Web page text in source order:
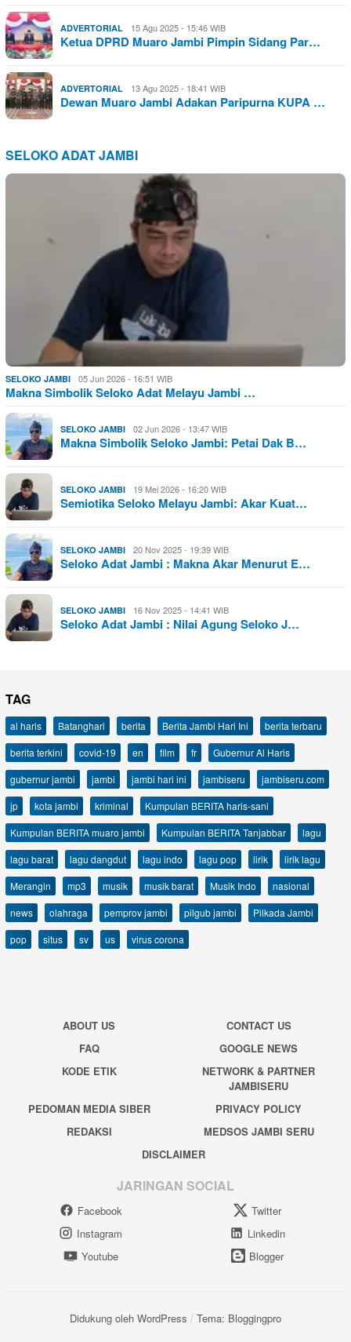
ADVERTORIAL 15 Agu 2025 - 15:46 WIB
Ketua DPRD Muaro Jambi Pimpin Sidang Par…
ADVERTORIAL 13 Agu 2025 - 18:41 WIB
Dewan Muaro Jambi Adakan Paripurna KUPA …
SELOKO ADAT JAMBI
SELOKO JAMBI 05 Jun 2026 - 16:51 WIB
Makna Simbolik Seloko Adat Melayu Jambi …
SELOKO JAMBI 02 Jun 2026 - 13:47 WIB
Makna Simbolik Seloko Jambi: Petai Dak B…
SELOKO JAMBI 19 Mei 2026 - 16:20 WIB
Semiotika Seloko Melayu Jambi: Akar Kuat…
SELOKO JAMBI 20 Nov 2025 - 19:39 WIB
Seloko Adat Jambi : Makna Akar Menurut E…
SELOKO JAMBI 16 Nov 2025 - 14:41 WIB
Seloko Adat Jambi : Nilai Agung Seloko J…
TAG
al haris Batanghari berita Berita Jambi Hari Ini
berita terbaru
berita terkini
covid-19 en film fr
Gubernur Al Haris
gubernur jambi
jambi jambi hari ini jambiseru
jambiseru.com
jp
kota jambi kriminal
Kumpulan BERITA haris-sani
Kumpulan BERITA muaro jambi
Kumpulan BERITA Tanjabbar
lagu
lagu barat
lagu dangdut lagu indo lagu pop lirik
lirik lagu
Merangin
mp3 musik musik barat Musik Indo
nasional
news
olahraga pemprov jambi pilgub jambi
Pilkada Jambi
pop
situs sv us virus corona
ABOUT US
CONTACT US
FAQ
GOOGLE NEWS
KODE ETIK
NETWORK & PARTNER
JAMBISERU
PEDOMAN MEDIA SIBER
PRIVACY POLICY
REDAKSI
MEDSOS JAMBI SERU
DISCLAIMER
JARINGAN SOCIAL
Facebook
Twitter
Instagram
Linkedin
Youtube
Blogger
Didukung oleh WordPress / Tema: Bloggingpro